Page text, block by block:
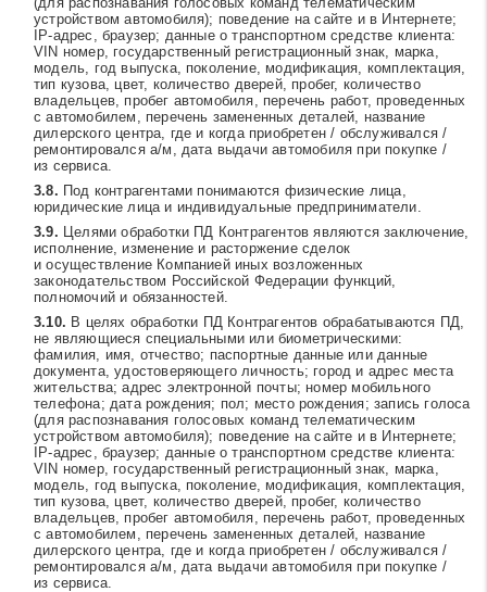
устройством автомобиля); поведение на сайте и в Интернете;
IP-адрес, браузер; данные о транспортном средстве клиента:
VIN номер, государственный регистрационный знак, марка,
модель, год выпуска, поколение, модификация, комплектация,
тип кузова, цвет, количество дверей, пробег, количество
владельцев, пробег автомобиля, перечень работ, проведенных
с автомобилем, перечень замененных деталей, название
дилерского центра, где и когда приобретен / обслуживался /
ремонтировался а/м, дата выдачи автомобиля при покупке /
из сервиса.
Под контрагентами понимаются физические лица,
юридические лица и индивидуальные предприниматели.
Целями обработки ПД Контрагентов являются заключение,
исполнение, изменение и расторжение сделок
и осуществление Компанией иных возложенных
законодательством Российской Федерации функций,
полномочий и обязанностей.
В целях обработки ПД Контрагентов обрабатываются ПД,
не являющиеся специальными или биометрическими:
фамилия, имя, отчество; паспортные данные или данные
документа, удостоверяющего личность; город и адрес места
жительства; адрес электронной почты; номер мобильного
телефона; дата рождения; пол; место рождения; запись голоса
(для распознавания голосовых команд телематическим
устройством автомобиля); поведение на сайте и в Интернете;
IP-адрес, браузер; данные о транспортном средстве клиента:
VIN номер, государственный регистрационный знак, марка,
модель, год выпуска, поколение, модификация, комплектация,
тип кузова, цвет, количество дверей, пробег, количество
владельцев, пробег автомобиля, перечень работ, проведенных
с автомобилем, перечень замененных деталей, название
дилерского центра, где и когда приобретен / обслуживался /
ремонтировался а/м, дата выдачи автомобиля при покупке /
из сервиса.